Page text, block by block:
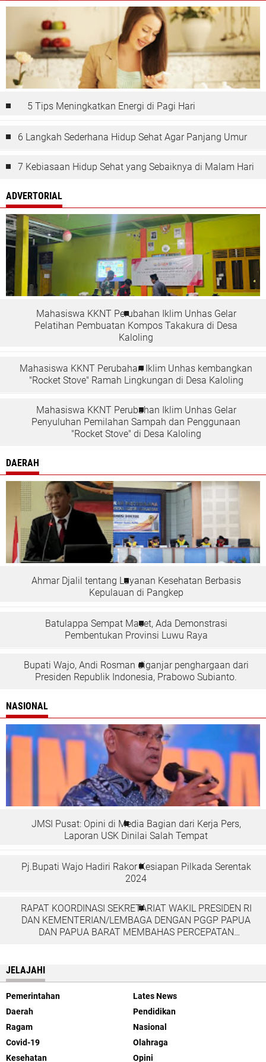
5 Tips Meningkatkan Energi di Pagi Hari
6 Langkah Sederhana Hidup Sehat Agar Panjang Umur
7 Kebiasaan Hidup Sehat yang Sebaiknya di Malam Hari
ADVERTORIAL
Mahasiswa KKNT Perubahan Iklim Unhas Gelar
Pelatihan Pembuatan Kompos Takakura di Desa
Kaloling
Mahasiswa KKNT Perubahan Iklim Unhas kembangkan
"Rocket Stove" Ramah Lingkungan di Desa Kaloling
Mahasiswa KKNT Perubahan Iklim Unhas Gelar
Penyuluhan Pemilahan Sampah dan Penggunaan
"Rocket Stove" di Desa Kaloling
DAERAH
Ahmar Djalil tentang Layanan Kesehatan Berbasis
Kepulauan di Pangkep
Batulappa Sempat Macet, Ada Demonstrasi
Pembentukan Provinsi Luwu Raya
Bupati Wajo, Andi Rosman diganjar penghargaan dari
Presiden Republik Indonesia, Prabowo Subianto.
NASIONAL
JMSI Pusat: Opini di Media Bagian dari Kerja Pers,
Laporan USK Dinilai Salah Tempat
Pj.Bupati Wajo Hadiri Rakor Kesiapan Pilkada Serentak
2024
RAPAT KOORDINASI SEKRETARIAT WAKIL PRESIDEN RI
DAN KEMENTERIAN/LEMBAGA DENGAN PGGP PAPUA
DAN PAPUA BARAT MEMBAHAS PERCEPATAN
JELAJAHI
Pemerintahan
Lates News
Daerah
Pendidikan
Ragam
Nasional
Covid-19
Olahraga
Kesehatan
Opini